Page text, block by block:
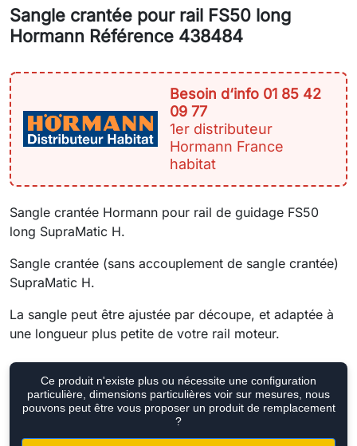
Sangle crantée pour rail FS50 long
Hormann Référence 438484
Besoin d‘info 01 85 42
09 77
1er distributeur
Hormann France
habitat
Sangle crantée Hormann pour rail de guidage FS50
long SupraMatic H.
Sangle crantée (sans accouplement de sangle crantée)
SupraMatic H.
La sangle peut être ajustée par découpe, et adaptée à
une longueur plus petite de votre rail moteur.
Ce produit n'existe plus ou nécessite une configuration
particulière, dimensions particulières voir sur mesures, nous
pouvons peut être vous proposer un produit de remplacement
?